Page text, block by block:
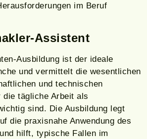
im Beruf
Assistent
Ausbildung ist der ideale
und vermittelt die wesentlichen
und technischen
die tägliche Arbeit als
sind. Die Ausbildung legt
die praxisnahe Anwendung des
hilft, typische Fallen im